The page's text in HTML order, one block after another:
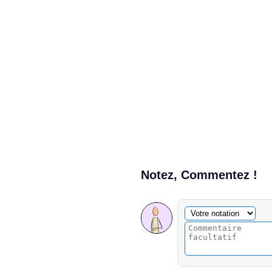
Notez, Commentez !
Commentaire facultatif
Votre notation